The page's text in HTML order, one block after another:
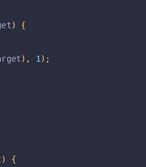
)
{
), 1 );
)
{